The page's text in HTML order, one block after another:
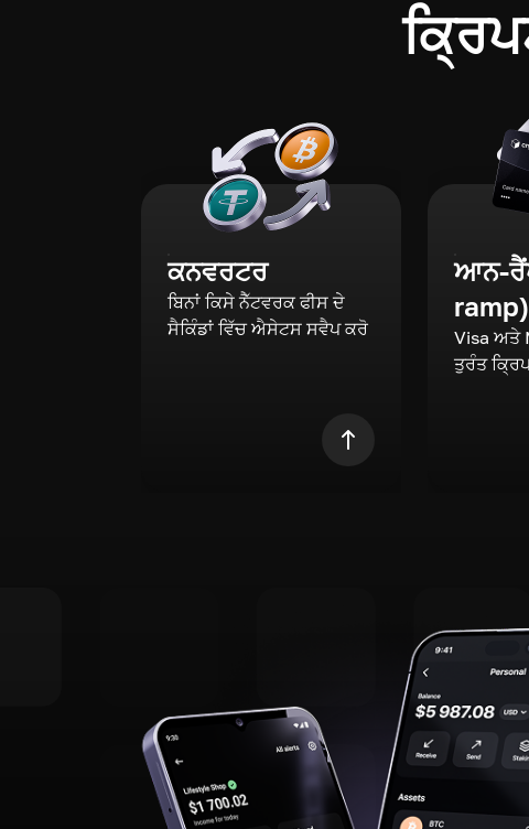
ਕਨਵਰਟਰ
ਬਿਨਾਂ ਕਿਸੇ ਨੈੱਟਵਰਕ ਫੀਸ ਦੇ
ਸੈਕਿੰਡਾਂ ਵਿੱਚ ਐਸੇਟਸ ਸਵੈਪ ਕਰੋ
ਆਨ-
ramp)
Visa ਅਤੇ
ਤੁਰੰਤ